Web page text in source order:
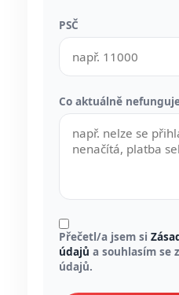
PSČ
Co aktuálně
Přečetl/a jsem si
údajů a souhlasím se
údajů.